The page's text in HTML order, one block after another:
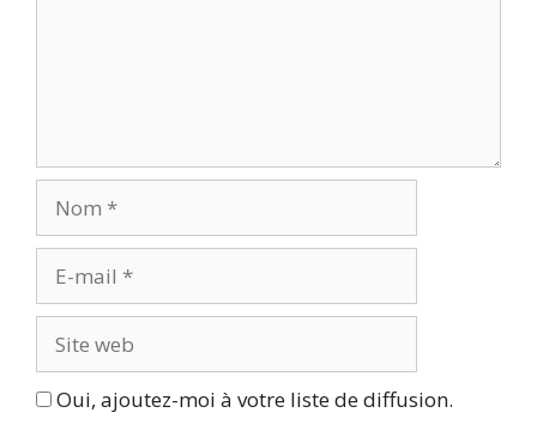
mail
web
Oui, ajoutez-moi à votre liste de diffusion.